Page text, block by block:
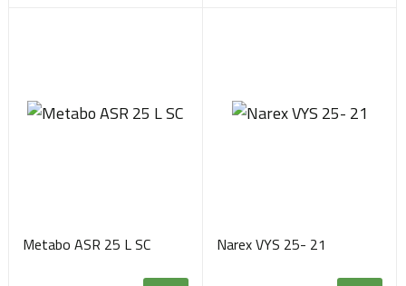
Metabo ASR 25 L SC Narex VYS 25- 21